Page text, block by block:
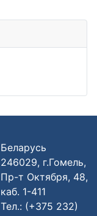
Беларусь
246029, г.Гомель,
Пр-т Октября, 48,
каб. 1-411
Тел.: (+375 232)